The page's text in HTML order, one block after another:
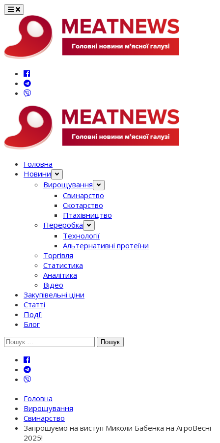
Перейти
вмісту
Головна
Новини
Вирощування
Свинарство
Скотарство
Птахівництво
Переробка
Технології
Альтернативні протеїни
Торгівля
Статистика
Аналітика
Відео
Закупівельні ціни
Статті
Події
Блог
Шукати:
Головна
Вирощування
Свинарство
Запрошуємо на виступ Миколи Бабенка на АгроВесні
2025!